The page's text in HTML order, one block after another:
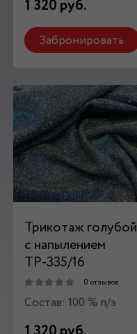
1 320 руб.
Забронировать
Трикотаж голубой
c напылением
ТР-335/16
0 отзывов
Состав: 100 % п/э